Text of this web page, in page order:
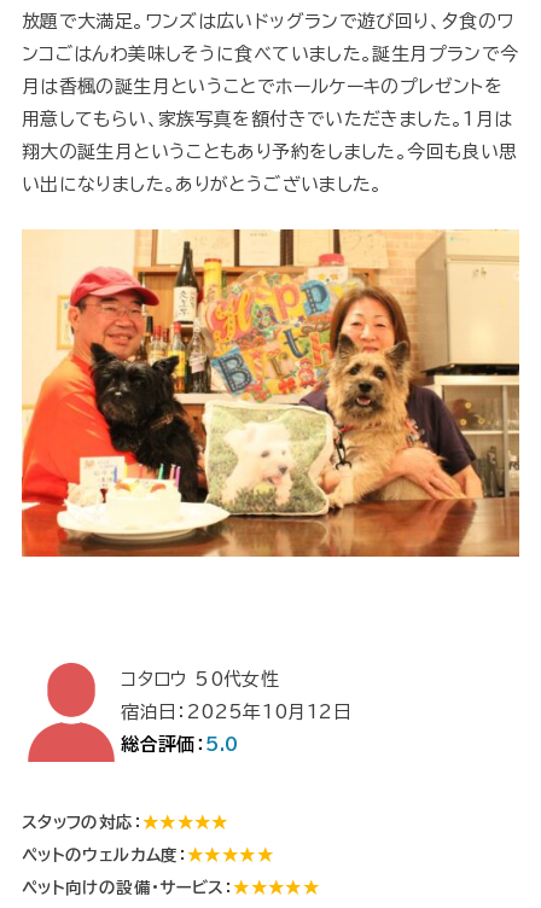
放題で大満足。ワンズは広いドッグランで遊び回り、夕食のワ
ンコごはんわ美味しそうに食べていました。誕生月プランで今
月は香楓の誕生月ということでホールケーキのプレゼントを
用意してもらい、家族写真を額付きでいただきました。1月は
翔大の誕生月ということもあり予約をしました。今回も良い思
い出になりました。ありがとうございました。
コタロウ 50代女性
宿泊日：2025年10月12日
総合評価： 5.0
スタッフの対応： ★★★★★
ペットのウェルカム度：★★★★★
ペット向けの設備・サービス：★★★★★